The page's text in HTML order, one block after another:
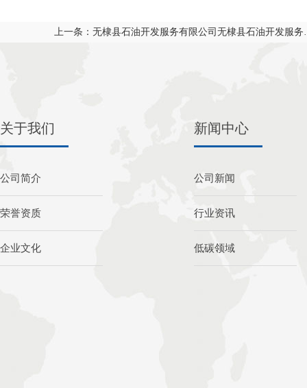
上一条： 无棣县石油开发服务有限公司无棣县石油开发服
关于我们
公司简介
荣誉资质
企业文化
新闻中心
公司新闻
行业资讯
低碳领域